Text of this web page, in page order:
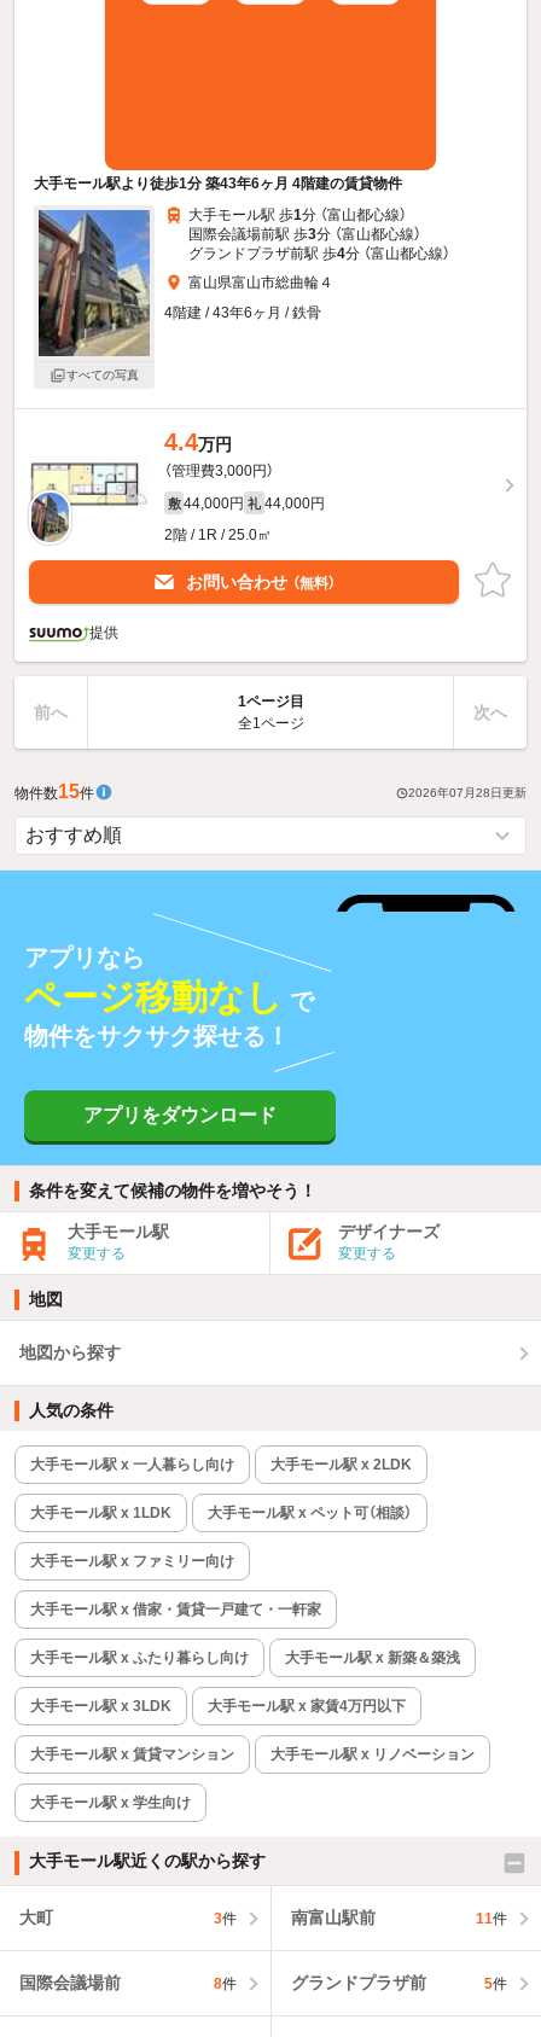
大手モール駅より徒歩1分 築43年6ヶ月 4階建の賃貸物件
すべての写真
大手モール駅 歩1分 （富山都心線）
国際会議場前駅 歩3分 （富山都心線）
グランドプラザ前駅 歩4分 （富山都心線）
富山県富山市総曲輪４
4階建 / 43年6ヶ月 / 鉄骨
4.4万円
（管理費3,000円）
敷 44,000円 礼 44,000円
2階 / 1R / 25.0㎡
お問い合わせ （無料）
提供
前へ
1ページ目
全1ページ
次へ
物件数15件 2026年07月28日 更新
アプリなら
ページ移動なし で
物件をサクサク探せる！
アプリをダウンロード
条件を変えて候補の物件を増やそう！
大手モール駅
変更する
デザイナーズ
変更する
地図
地図から探す
人気の条件
大手モール駅 x 一人暮らし向け 大手モール駅 x 2LDK
大手モール駅 x 1LDK 大手モール駅 x ペット可（相談）
大手モール駅 x ファミリー向け
大手モール駅 x 借家・賃貸一戸建て・一軒家
大手モール駅 x ふたり暮らし向け 大手モール駅 x 新築＆築浅
大手モール駅 x 3LDK 大手モール駅 x 家賃4万円以下
大手モール駅 x 賃貸マンション 大手モール駅 x リノベーション
大手モール駅 x 学生向け
大手モール駅近くの駅から探す
大町 3件 南富山駅前 11件
国際会議場前 8件 グランドプラザ前 5件